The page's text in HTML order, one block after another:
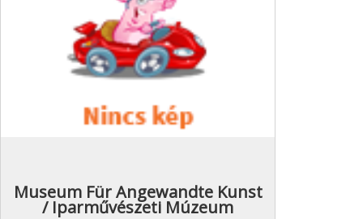
Museum Für Angewandte Kunst
/ Iparművészeti Múzeum